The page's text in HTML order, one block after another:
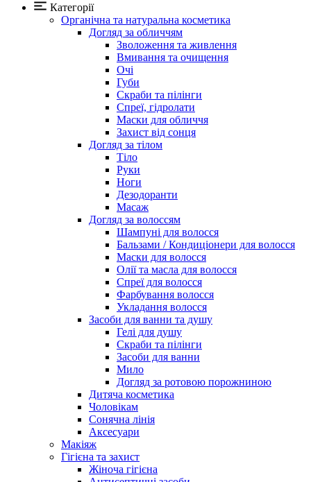
Категорії
Органічна та натуральна косметика
Догляд за обличчям
Зволоження та живлення
Вмивання та очищення
Очі
Губи
Скраби та пілінги
Спреї, гідролати
Маски для обличчя
Захист від сонця
Догляд за тілом
Тіло
Руки
Ноги
Дезодоранти
Масаж
Догляд за волоссям
Шампуні для волосся
Бальзами / Кондиціонери для волосся
Маски для волосся
Олії та масла для волосся
Спреї для волосся
Фарбування волосся
Укладання волосся
Засоби для ванни та душу
Гелі для душу
Скраби та пілінги
Засоби для ванни
Мило
Догляд за ротовою порожниною
Дитяча косметика
Чоловікам
Сонячна лінія
Аксесуари
Макіяж
Гігієна та захист
Жіноча гігієна